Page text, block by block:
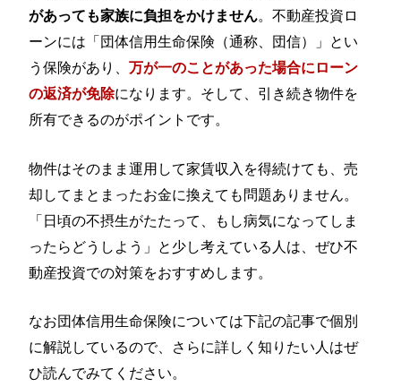
があっても家族に負担をかけません。不動産投資ロ
ーンには「団体信用生命保険（通称、団信）」とい
う保険があり、万が一のことがあった場合にローン
の返済が免除になります。そして、引き続き物件を
所有できるのがポイントです。
物件はそのまま運用して家賃収入を得続けても、売
却してまとまったお金に換えても問題ありません。
「日頃の不摂生がたたって、もし病気になってしま
ったらどうしよう」と少し考えている人は、ぜひ不
動産投資での対策をおすすめします。
なお団体信用生命保険については下記の記事で個別
に解説しているので、さらに詳しく知りたい人はぜ
ひ読んでみてください。